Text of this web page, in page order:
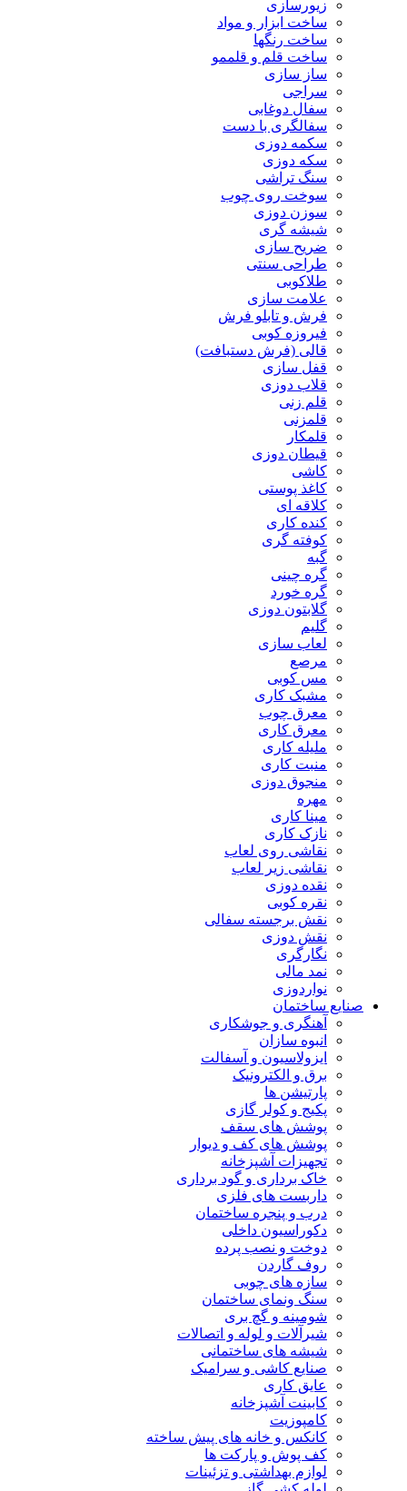
زیورسازی
ساخت ابزار و مواد
ساخت رنگها
ساخت قلم و قلممو
ساز سازی
سراجی
سفال دوغابی
سفالگری با دست
سکمه دوزی
سکه دوزی
سنگ تراشی
سوخت روی چوب
سوزن دوزی
شیشه گری
ضریح سازی
طراحی سنتی
طلاکوبی
علامت سازی
فرش و تابلو فرش
فیروزه کوبی
قالی (فرش دستبافت)
قفل سازی
قلاب دوزی
قلم زنی
قلمزنی
قلمکار
قیطان دوزی
کاشی
کاغذ پوستی
کلاقه ای
کنده کاری
کوفته گری
گبه
گره چینی
گره خورد
گلابتون دوزی
گلیم
لعاب سازی
مرصع
مس کوبی
مشبک کاری
معرق چوب
معرق کاری
مليله کاری
منبت کاری
منجوق دوزی
مهره
مینا کاری
نازک کاری
نقاشی روی لعاب
نقاشی زیر لعاب
نقده دوزی
نقره کوبی
نقش برجسته سفالی
نقش دوزی
نگارگری
نمد مالی
نواردوزی
صنایع ساختمان
آهنگری و جوشکاری
انبوه سازان
ایزولاسیون و آسفالت
برق و الکترونیک
پارتیشن ها
پکیج و کولر گازی
پوشش های سقف
پوشش های کف و دیوار
تجهیزات آشپزخانه
خاک برداری و گود برداری
داربست های فلزی
درب و پنجره ساختمان
دکوراسیون داخلی
دوخت و نصب پرده
روف گاردن
سازه های چوبی
سنگ ونمای ساختمان
شومینه و گچ بری
شیرآلات و لوله و اتصالات
شیشه های ساختمانی
صنایع کاشی و سرامیک
عایق کاری
کابینت آشپزخانه
کامپوزیت
کانکس و خانه های پیش ساخته
کف پوش و پارکت ها
لوازم بهداشتی و تزئینات